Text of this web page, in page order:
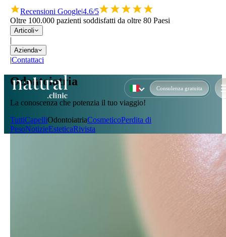
Recensioni Google|4.6/5
Oltre 100.000 pazienti soddisfatti da oltre 80 Paesi
Articoli
|
Azienda
|Contattaci
Consulenza gratuita
Odontoiatria
La conoscenza che potenzia il tuo viaggio!
TuttiCapelliOdontoiatriaCosmeticoPerdita di
PesoNotizieEsteticaRivista